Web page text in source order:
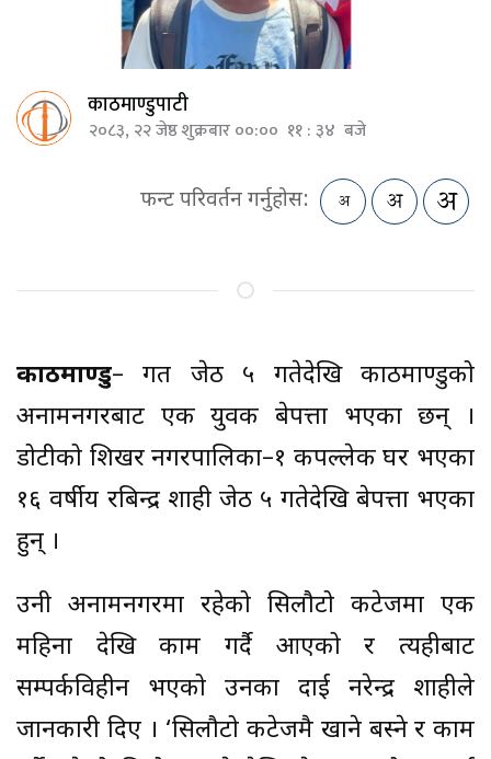
काठमाण्डुपाटी
२०८३, २२ जेष्ठ शुक्रबार ००:०० ११ : ३४ बजे
फन्ट परिवर्तन गर्नुहोस:
काठमाण्डु– गत जेठ ५ गतेदेखि काठमाण्डुको
अनामनगरबाट एक युवक बेपत्ता भएका छन् ।
डोटीको शिखर नगरपालिका–१ कपल्लेकी घर भएका
१६ वर्षीय रबिन्द्र शाही जेठ ५ गतेदेखि बेपत्ता भएका
हुन् ।
उनी अनामनगरमा रहेको सिलौटो कटेजमा एक
महिना देखि काम गर्दै आएको र त्यहीबाट
सम्पर्कविहीन भएको उनका दाई नरेन्द्र शाहीले
जानकारी दिए । ‘सिलौटो कटेजमै खाने बस्ने र काम